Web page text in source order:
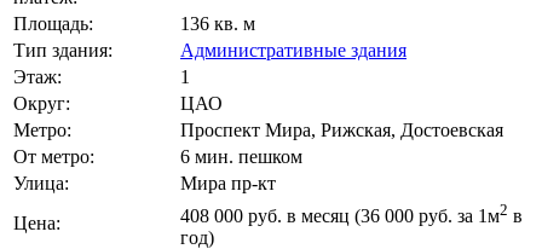
Площадь:
136 кв. м
Тип здания:
Административные здания
Этаж:
1
Округ:
ЦАО
Метро:
Проспект Мира, Рижская, Достоевская
От метро:
6 мин. пешком
Улица:
Мира пр-кт
Цена:
408 000 руб. в месяц (36 000 руб. за 1м2 в
год)